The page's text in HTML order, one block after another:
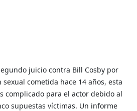
juicio contra Bill Cosby por
cometida hace 14 años, esta
complicado para el actor debido al
supuestas víctimas. Un informe